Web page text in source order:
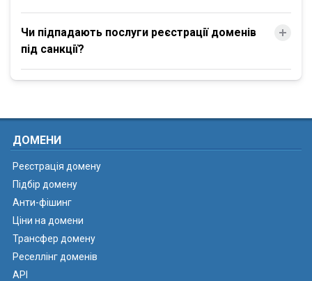
Чи підпадають послуги реєстрації доменів
під санкції?
ДОМЕНИ
Реєстрація домену
Підбір домену
Анти-фішинг
Ціни на домени
Трансфер домену
Реселлінг доменів
API